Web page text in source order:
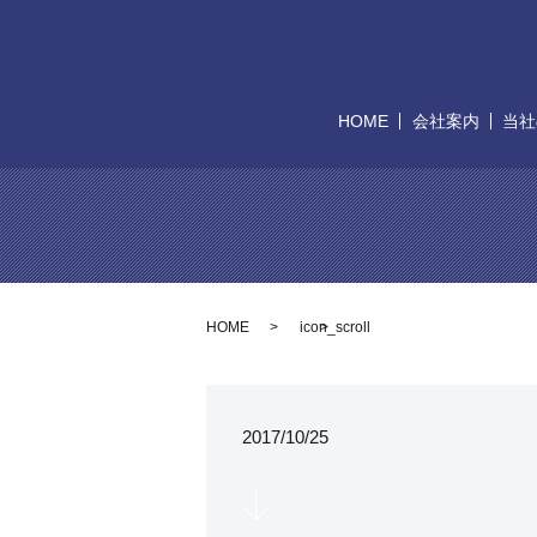
HOME 会社案内 当
HOME icon_scroll
2017/10/25